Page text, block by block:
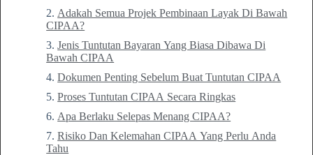
Adakah Semua Projek Pembinaan Layak Di Bawah
CIPAA?
Jenis Tuntutan Bayaran Yang Biasa Dibawa Di
Bawah CIPAA
Dokumen Penting Sebelum Buat Tuntutan CIPAA
Proses Tuntutan CIPAA Secara Ringkas
Apa Berlaku Selepas Menang CIPAA?
Risiko Dan Kelemahan CIPAA Yang Perlu Anda
Tahu